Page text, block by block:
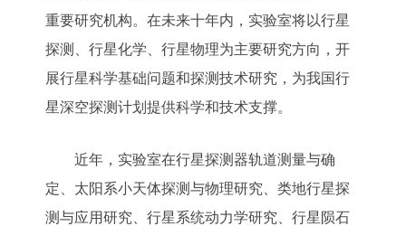
重要研究机构。在未来十年内，实验室将以行星
探测、行星化学、行星物理为主要研究方向，开
展行星科学基础问题和探测技术研究，为我国行
星深空探测计划提供科学和技术支撑。
近年，实验室在行星探测器轨道测量与确
定、太阳系小天体探测与物理研究、类地行星探
测与应用研究、行星系统动力学研究、行星陨石